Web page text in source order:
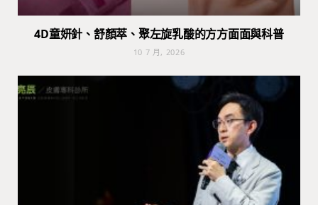
4D童妍針、舒顏萃、聚左旋乳酸的方方面面與科普
10 7 月, 2026